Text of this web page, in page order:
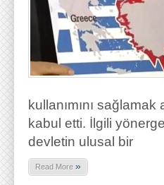
kullanımını
kabul etti. İlgili
devletin ulusal bir
Read More »